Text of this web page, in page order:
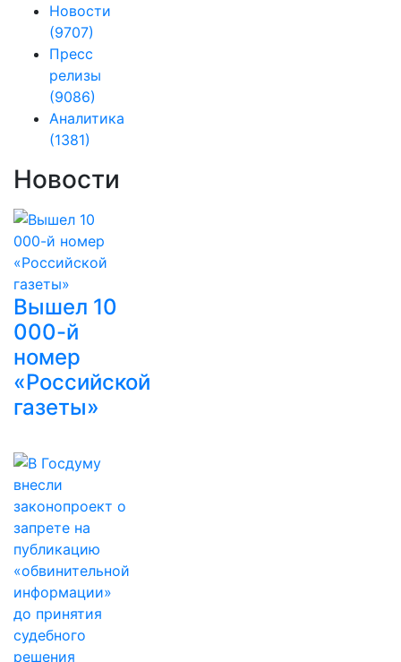
Новости
(9707)
Пресс
релизы
(9086)
Аналитика
(1381)
Новости
Вышел 10
000-й
номер
«Российской
газеты»